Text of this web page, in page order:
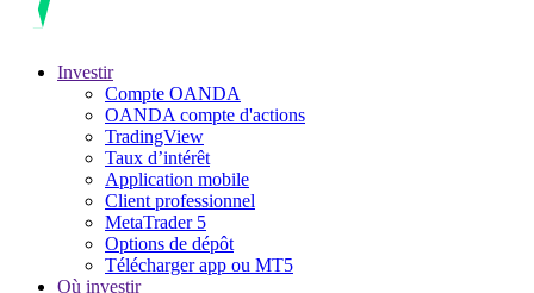
Investir
Compte OANDA
OANDA compte d'actions
TradingView
Taux d’intérêt
Application mobile
Client professionnel
MetaTrader 5
Options de dépôt
Télécharger app ou MT5
Où investir